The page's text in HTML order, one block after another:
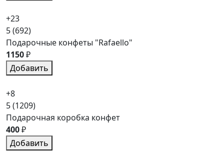
+23
5(692)
Подарочные конфеты "Rafaello"
1150₽
Добавить
+8
5(1209)
Подарочная коробка конфет
400₽
Добавить